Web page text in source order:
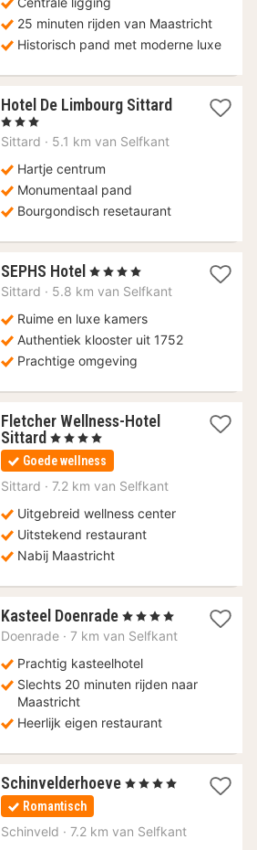
25 minuten rijden van Maastricht
Historisch pand met moderne luxe
Hotel De Limbourg Sittard1
, 3 Sterren
Sittard · 5.1 km van Selfkant
Hartje centrum
Monumentaal pand
Bourgondisch resetaurant
SEPHS Hotel 1
nacht
135,90
€
, 4 Sterren
Sittard · 5.8 km van Selfkant
Ruime en luxe kamers
Authentiek klooster uit 1752
Prachtige omgeving
Fletcher Wellness-Hotel
Sittard 1
nacht
vanaf
73
, 4 Sterren
Goede wellness
Sittard · 7.2 km van Selfkant
Uitgebreid wellness center
Uitstekend restaurant
Nabij Maastricht
Kasteel Doenrade 1
nacht
59,50
€
, 4 Sterren
Doenrade · 7 km van Selfkant
Prachtig kasteelhotel
Slechts 20 minuten rijden naar
Maastricht
Heerlijk eigen restaurant
Schinvelderhoeve 1
109,25
, 4 Sterren
Romantisch
Schinveld · 7.2 km van Selfkant